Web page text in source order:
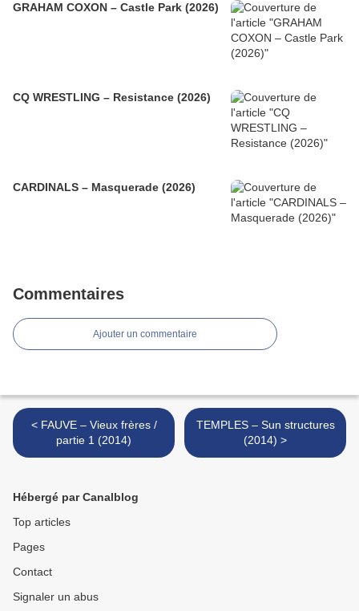
GRAHAM COXON – Castle Park (2026)
CQ WRESTLING – Resistance (2026)
CARDINALS – Masquerade (2026)
Commentaires
Ajouter un commentaire
< FAUVE – Vieux frères /
partie 1 (2014)
TEMPLES – Sun structures
(2014) >
Hébergé par Canalblog
Top articles
Pages
Contact
Signaler un abus